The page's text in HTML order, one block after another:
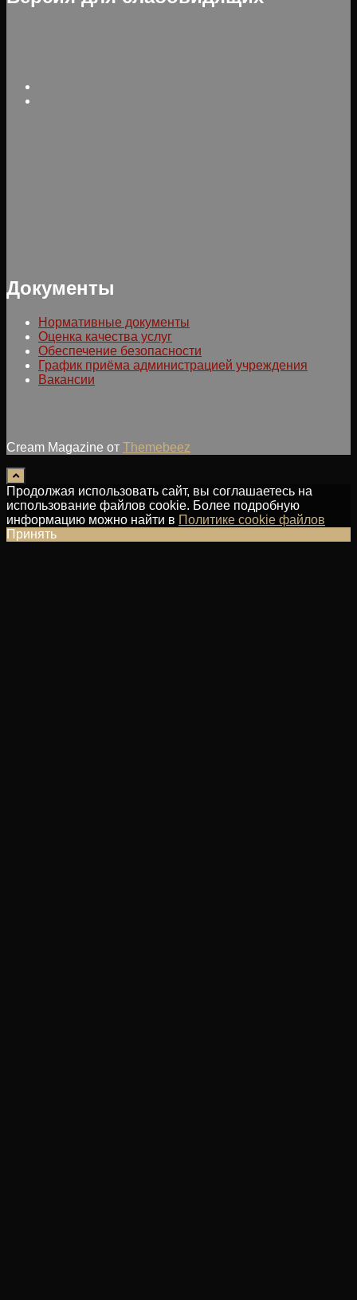
Документы
Нормативные документы
Оценка качества услуг
Обеспечение безопасности
График приёма администрацией учреждения
Вакансии
Cream Magazine от Themebeez
Продолжая использовать сайт, вы соглашаетесь на
использование файлов cookie. Более подробную
информацию можно найти в Политике cookie файлов
Принять